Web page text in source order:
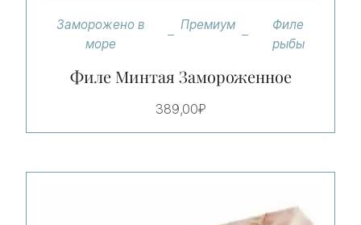
Заморожено в
море
Премиум
Филе
рыбы
Филе Минтая Замороженное
389,00₽